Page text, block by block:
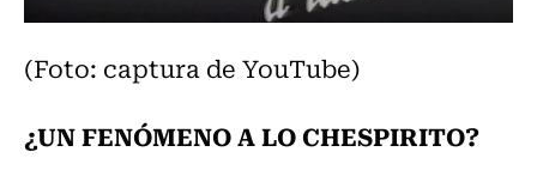
(Foto: captura de YouTube)
¿UN FENÓMENO A LO CHESPIRITO?